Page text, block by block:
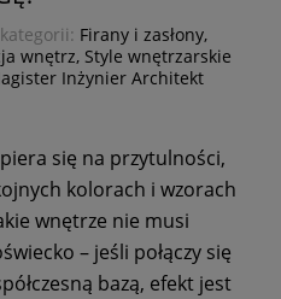
Firany i zasłony,
wnętrz, Style wnętrzarskie
Inżynier Architekt
się na przytulności,
kolorach i wzorach
wnętrze nie musi
– jeśli połączy się
bazą, efekt jest